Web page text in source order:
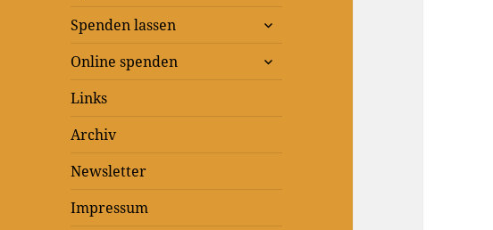
Spenden lassen
untermenü
Online spenden
untermenü
Links
Archiv
Newsletter
Impressum